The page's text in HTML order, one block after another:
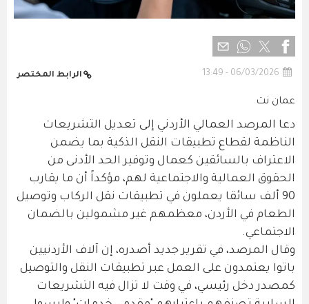
06/03/2026 - 13:49 الرابط المختصر
عمان نت
دعا المرصد العمالي الأردني إلى تعديل التشريعات
الناظمة لقطاع تطبيقات النقل الذكية بما يضمن
الاعتراف بالسائقين كعمال وتوفير الحد الأدنى من
الحقوق العمالية والاجتماعية لهم، مؤكداً أن ما يقارب
90 ألف سائقا يعملون في تطبيقات نقل الركاب وتوصيل
الطعام في الأردن، معظمهم غير مشمولين بالضمان
الاجتماعي.
وقال المرصد، في تقرير جديد أصدره، إن آلاف الأردنيين
باتوا يعتمدون على العمل عبر تطبيقات النقل والتوصيل
كمصدر دخل رئيسي، في وقت لا تزال فيه التشريعات